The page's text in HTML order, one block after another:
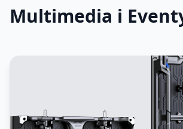
Multimedia i